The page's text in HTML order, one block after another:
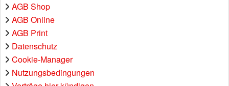
AGB Shop
AGB Online
AGB Print
Datenschutz
Cookie-Manager
Nutzungsbedingungen